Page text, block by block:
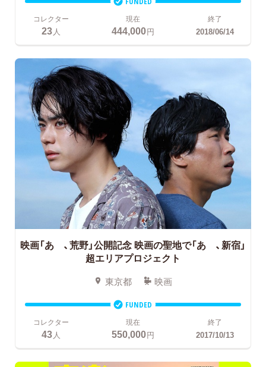
コレクター
23人
現在
444,000円
終了
2018/06/14
映画「あゝ、荒野」公開記念映画の聖地で「あゝ、新宿」
超エリアプロジェクト
東京都 映画
FUNDED
コレクター
43人
現在
550,000円
終了
2017/10/13